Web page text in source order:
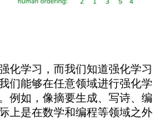
学习，而我们知道强化学习
们能够在任意领域进行强化学
例如，像摘要生成、写诗、编
上是在数学和编程等领域之外